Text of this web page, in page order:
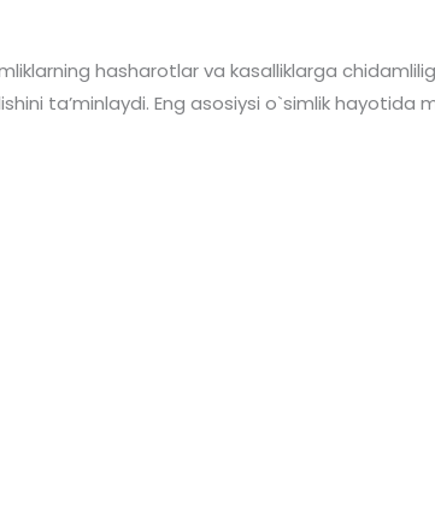
hasharotlar va kasalliklarga
taʼminlaydi. Eng asosiysi o`simlik